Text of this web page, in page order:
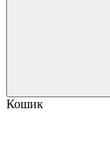
Кошик